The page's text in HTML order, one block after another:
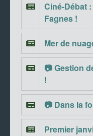
Ciné-Débat
Fagnes !
Mer de
📷 Gestion
!
📷 Dans la
Premier